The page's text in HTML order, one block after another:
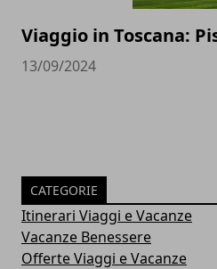
Viaggio in Toscana:
13/09/2024
CATEGORIE
Itinerari Viaggi e Vacanze
Vacanze Benessere
Offerte Viaggi e Vacanze